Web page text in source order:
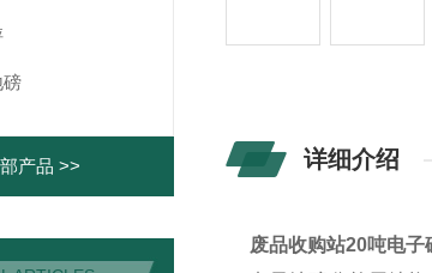
磅
产品 >> 详细介绍
废品收购站20吨电